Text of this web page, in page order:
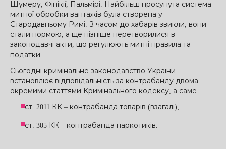
Шумеру, Фінікії, Пальмірі. Найбільш просунута система
митної обробки вантажів була створена у
Стародавньому Римі. З часом до хабарів звикли, вони
стали нормою, а ще пізніше перетворилися в
законодавчі акти, що регулюють митні правила та
податки.
Сьогодні кримінальне законодавство України
встановлює відповідальність за контрабанду двома
окремими статтями Кримінального кодексу, а саме:
ст. 2011 КК – контрабанда товарів (взагалі);
ст. 305 КК – контрабанда наркотиків.